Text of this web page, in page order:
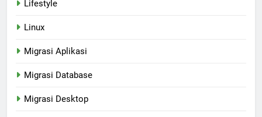
Lifestyle
Linux
Migrasi Aplikasi
Migrasi Database
Migrasi Desktop